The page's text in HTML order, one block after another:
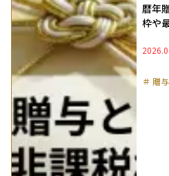
暦年
枠や
＃ 贈